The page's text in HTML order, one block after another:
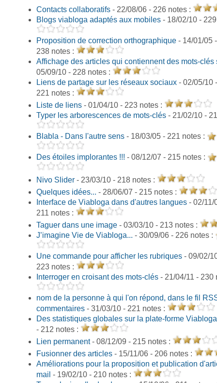
Contacts collaboratifs - 22/08/06 - 226 notes :
Blogs viabloga adaptés aux mobiles - 18/02/10 -
Proposition de correction orthographique - 14/01/05 -
238 notes :
Affichage des articles qui contiennent des mots-clés
05/09/10 - 228 notes :
Liens de partage sur les réseaux sociaux - 02/05/10 -
221 notes :
Liste de liens - 01/04/10 - 223 notes :
Typer les arborescences de mots-clés - 21/02/10 -
Blabla - Dans l'autre sens - 18/03/05 - 221 notes :
Des étoiles implorantes !!! - 08/12/07 - 215 notes :
Nivo Slider - 23/03/10 - 218 notes :
Quelques idées... - 28/06/07 - 215 notes :
Interface de Viabloga dans d'autres langues - 02/11/
211 notes :
Taguer dans une image - 03/03/10 - 213 notes :
J’imagine Vie de Viabloga... - 30/09/06 - 226 notes :
Une commande pour afficher les rubriques - 09/02/
223 notes :
Interroger en croisant des mots-clés - 21/04/11 - 230
nom de la personne à qui l'on répond, dans le fil
commentaires - 31/03/10 - 221 notes :
Des statistiques globales sur la plate-forme Viabloga
- 212 notes :
Lien permanent- 08/12/09 - 215 notes :
Fusionner des articles - 15/11/06 - 206 notes :
Améliorations pour la proposition et publication
mail - 19/02/10 - 210 notes :